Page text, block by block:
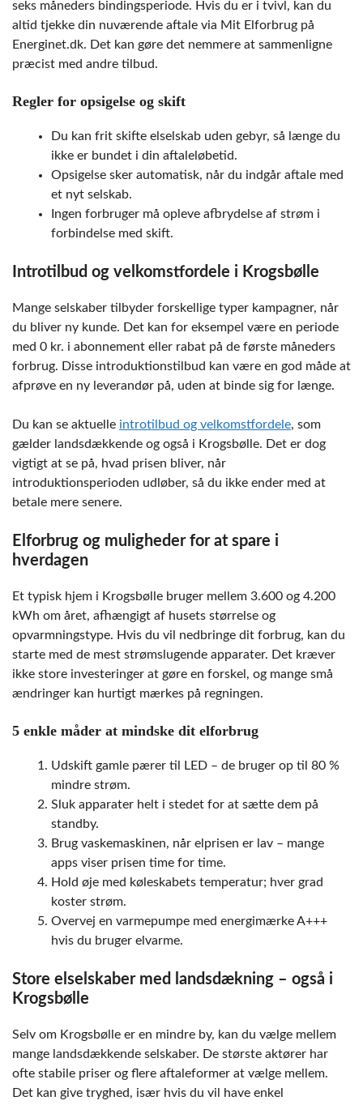
seks måneders bindingsperiode. Hvis du er i tvivl, kan du
altid tjekke din nuværende aftale via Mit Elforbrug på
Energinet.dk. Det kan gøre det nemmere at sammenligne
præcist med andre tilbud.
Regler for opsigelse og skift
Du kan frit skifte elselskab uden gebyr, så længe du
ikke er bundet i din aftaleløbetid.
Opsigelse sker automatisk, når du indgår aftale med
et nyt selskab.
Ingen forbruger må opleve afbrydelse af strøm i
forbindelse med skift.
Introtilbud og velkomstfordele i Krogsbølle
Mange selskaber tilbyder forskellige typer kampagner, når
du bliver ny kunde. Det kan for eksempel være en periode
med 0 kr. i abonnement eller rabat på de første måneders
forbrug. Disse introduktionstilbud kan være en god måde at
afprøve en ny leverandør på, uden at binde sig for længe.
Du kan se aktuelle introtilbud og velkomstfordele, som
gælder landsdækkende og også i Krogsbølle. Det er dog
vigtigt at se på, hvad prisen bliver, når
introduktionsperioden udløber, så du ikke ender med at
betale mere senere.
Elforbrug og muligheder for at spare i
hverdagen
Et typisk hjem i Krogsbølle bruger mellem 3.600 og 4.200
kWh om året, afhængigt af husets størrelse og
opvarmningstype. Hvis du vil nedbringe dit forbrug, kan du
starte med de mest strømslugende apparater. Det kræver
ikke store investeringer at gøre en forskel, og mange små
ændringer kan hurtigt mærkes på regningen.
5 enkle måder at mindske dit elforbrug
Udskift gamle pærer til LED – de bruger op til 80 %
mindre strøm.
Sluk apparater helt i stedet for at sætte dem på
standby.
Brug vaskemaskinen, når elprisen er lav – mange
apps viser prisen time for time.
Hold øje med køleskabets temperatur; hver grad
koster strøm.
Overvej en varmepumpe med energimærke A+++
hvis du bruger elvarme.
Store elselskaber med landsdækning – også i
Krogsbølle
Selv om Krogsbølle er en mindre by, kan du vælge mellem
mange landsdækkende selskaber. De største aktører har
ofte stabile priser og flere aftaleformer at vælge mellem.
Det kan give tryghed, især hvis du vil have enkel